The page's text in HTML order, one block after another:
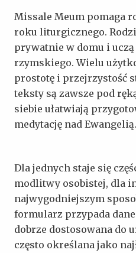
Missale Meum pomaga
roku liturgicznego.
prywatnie w domu i
rzymskiego. Wielu
prostotę i przejrzystość
teksty są zawsze pod
siebie ułatwiają
medytację nad Ewangelią.
Dla jednych staje się
modlitwy osobistej, dla
najwygodniejszym
formularz przypada
dobrze dostosowana do
często określana jako